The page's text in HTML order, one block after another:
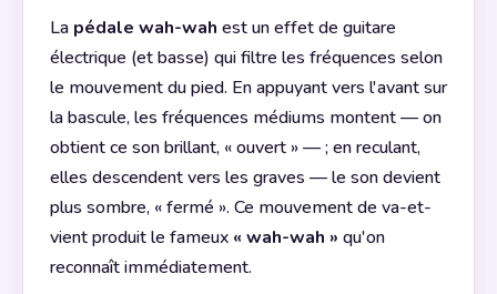
La pédale wah-wah est un effet de guitare
électrique (et basse) qui filtre les fréquences selon
le mouvement du pied. En appuyant vers l'avant sur
la bascule, les fréquences médiums montent — on
obtient ce son brillant, « ouvert » — ; en reculant,
elles descendent vers les graves — le son devient
plus sombre, « fermé ». Ce mouvement de va-et-
vient produit le fameux « wah-wah » qu'on
reconnaît immédiatement.